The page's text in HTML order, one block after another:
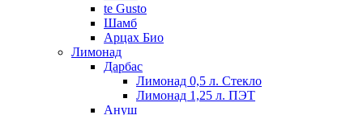
te Gusto
Шамб
Арцах Био
Лимонад
Дарбас
Лимонад 0,5 л. Стекло
Лимонад 1,25 л. ПЭТ
Ануш